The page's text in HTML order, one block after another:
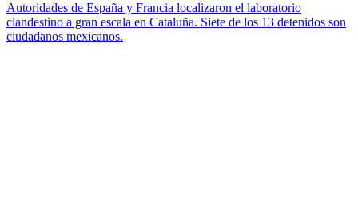
Autoridades de España y Francia localizaron el laboratorio
clandestino a gran escala en Cataluña. Siete de los 13 detenidos son
ciudadanos mexicanos.